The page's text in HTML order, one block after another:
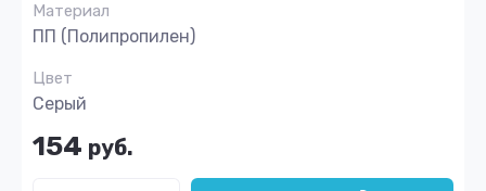
Материал
ПП (Полипропилен)
Цвет
Серый
154 руб.